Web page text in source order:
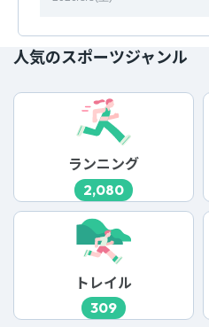
人気のスポーツジャンル
ランニング
2,080
トレイル
309